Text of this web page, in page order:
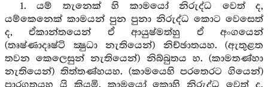
1. යම් තැනෙක් හි කාමයෝ නිරුද්ධ වෙත් ද,
යම්කෙනෙක් කාමයන් පුන පුනා නිරුද්ධ කොට වෙසෙත්
ද, ඒකාන්තයෙන් ඒ ආයුෂ්මත්හු ඒ අංගයෙන්
(තෘෂ්ණාදෘෂ්ටි ක්‍ෂුධා නැතියෙන්) නිච්ඡාතයහ. (ඇතුළත
තවන කෙලෙසුන් නැතියෙන්) නිබ්බුතය හ. (කාමතණ්හා
නැතියෙන්) තිත්තණ්හයහ. (කාමයෙහි පරතෙරට ගියෙන්)